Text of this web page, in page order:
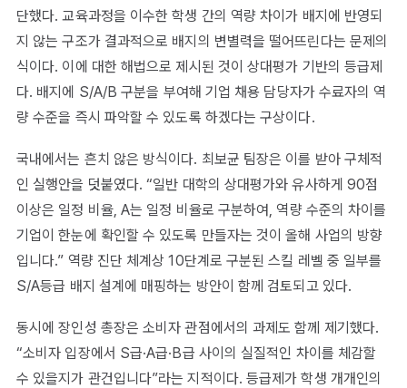
단했다. 교육과정을 이수한 학생 간의 역량 차이가 배지에 반영되
지 않는 구조가 결과적으로 배지의 변별력을 떨어뜨린다는 문제의
식이다. 이에 대한 해법으로 제시된 것이 상대평가 기반의 등급제
다. 배지에 S/A/B 구분을 부여해 기업 채용 담당자가 수료자의 역
량 수준을 즉시 파악할 수 있도록 하겠다는 구상이다.
국내에서는 흔치 않은 방식이다. 최보균 팀장은 이를 받아 구체적
인 실행안을 덧붙였다. “일반 대학의 상대평가와 유사하게 90점
이상은 일정 비율, A는 일정 비율로 구분하여, 역량 수준의 차이를
기업이 한눈에 확인할 수 있도록 만들자는 것이 올해 사업의 방향
입니다.” 역량 진단 체계상 10단계로 구분된 스킬 레벨 중 일부를
S/A등급 배지 설계에 매핑하는 방안이 함께 검토되고 있다.
동시에 장인성 총장은 소비자 관점에서의 과제도 함께 제기했다.
“소비자 입장에서 S급·A급·B급 사이의 실질적인 차이를 체감할
수 있을지가 관건입니다”라는 지적이다. 등급제가 학생 개개인의